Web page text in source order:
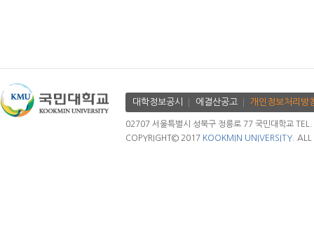
대학정보공시 에결산공고 개인정보처리방
02707 서울특별시 성북구 정릉로 77 국민대학교
COPYRIGHT© 2017 KOOKMIN UNIVERSITY. ALL